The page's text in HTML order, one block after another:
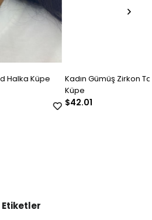
Kadın Gümüş Zirkon Taşlı Tasarım
Etiketler